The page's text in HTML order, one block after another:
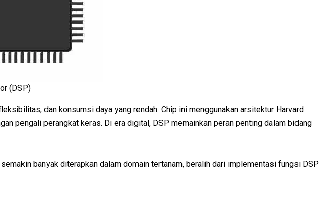
(DSP)
dan konsumsi daya yang rendah. Chip ini menggunakan arsitektur Harvard
pengali perangkat keras. Di era digital, DSP memainkan peran penting dalam bidang
banyak diterapkan dalam domain tertanam, beralih dari implementasi fungsi DSP